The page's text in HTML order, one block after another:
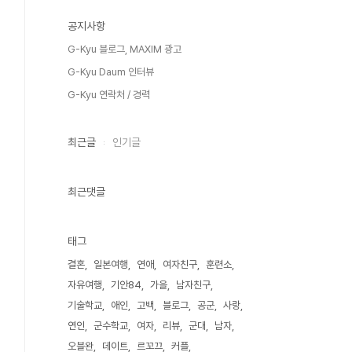
공지사항
G-Kyu 블로그, MAXIM 광고
G-Kyu Daum 인터뷰
G-Kyu 연락처 / 경력
최근글 인기글
최근댓글
태그
결혼 일본여행 연애 여자친구
훈련소
자유여행
기안84 가을
남자친구
기술학교
애인 고백 블로그 공군
사랑
연인
군수학교 여자 리뷰 군대
남자
오블완
데이트 르꼬끄 커플